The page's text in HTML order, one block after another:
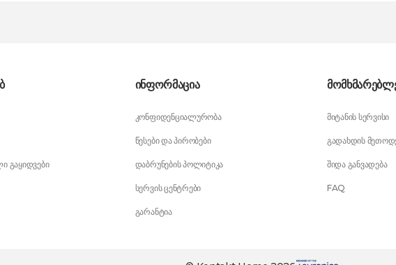
გაყიდვები
ინფორმაცია
კონფიდენციალურობა
წესები და პირობები
დაბრუნების პოლიტიკა
სერვის ცენტრები
გარანტია
მიტანის სერვისი
გადახდის
შიდა განვადება
FAQ